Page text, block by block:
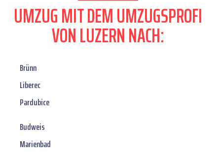
UMZUG MIT DEM UMZUGSPROFI
VON LUZERN NACH:
Brünn
Liberec
Pardubice
Budweis
Marienbad